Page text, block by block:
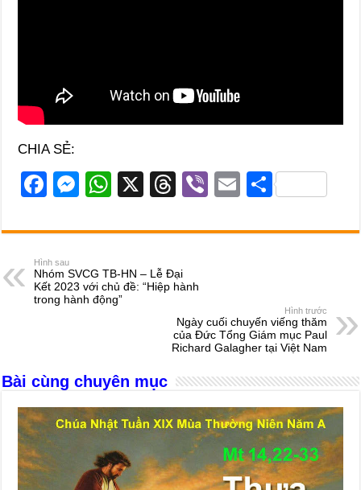
CHIA SẺ:
F
c
e
b
o
M
ss
e
n
g
W
at
s
A
p
X
T
e
a
d
s
Vi
er
E
ail
S
ar
Hình sau
Nhóm SVCG TB-HN – Lễ Đại
Kết 2023 với chủ đề: “Hiệp hành
trong hành động”
Hình trước
Ngày cuối chuyến viếng thăm
của Đức Tổng Giám mục Paul
Richard Galagher tại Việt Nam
Bài cùng chuyên mục